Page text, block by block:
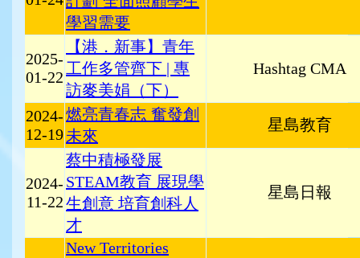
學習需要
2025-
01-22
【港．新事】青年
工作多管齊下 | 專
訪麥美娟（下）
Hashtag CMA
2024-
12-19
燃亮青春志 奮發創
未來
星島教育
2024-
11-22
蔡中積極發展
STEAM教育 展現學
生創意 培育創科人
才
星島日報
New Territories